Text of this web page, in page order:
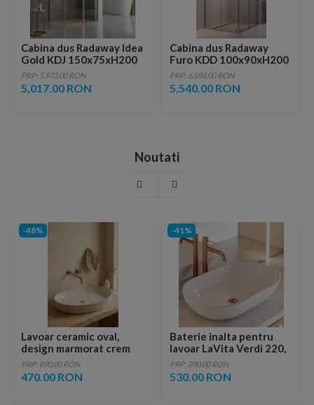
Cabina dus Radaway Idea
Gold KDJ 150x75xH200
cm, usa dreapta
PRP: 5,973.00 RON
5,017.00 RON
Cabina dus Radaway
Furo KDD 100x90xH200
cm, crom
PRP: 6,596.00 RON
5,540.00 RON
Noutati
-48%
Lavoar ceramic oval,
design marmorat crem
lucios cu vene aurii,
ventil inclus
PRP: 890.00 RON
470.00 RON
-41%
Baterie inalta pentru
lavoar LaVita Verdi 220,
fara ventil, brushed
copper
PRP: 890.00 RON
530.00 RON